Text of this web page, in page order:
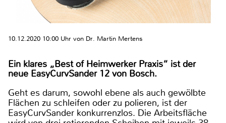
10.12.2020 10:00 Uhr von Dr. Martin Mertens
Ein klares „Best of Heimwerker Praxis“ ist der
neue EasyCurvSander 12 von Bosch.
Geht es darum, sowohl ebene als auch gewölbte
Flächen zu schleifen oder zu polieren, ist der
EasyCurvSander konkurrenzlos. Die Arbeitsfläche